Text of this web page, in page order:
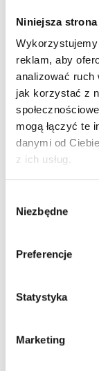
Niniejsza
reklam, aby
analizować ruch
jak korzystać z
mogą łączyć te
danymi od
z ich usług.
zgody
Niezbędne
Preferencje
Statystyka
Marketing
Imię i
Adres e-mail: *
Numer